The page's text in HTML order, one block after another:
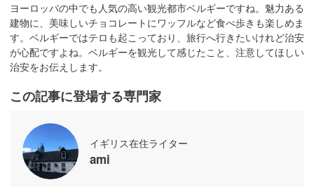
ヨーロッパの中でも人気の高い観光都市ベルギーですね。魅力ある
建物に、美味しいチョコレートにワッフルなど食べ歩きも楽しめま
す。ベルギーではテロも起こっており、旅行へ行きたいけれど治安
が心配ですよね。ベルギーを観光して感じたこと、注意してほしい
治安をお伝えします。
この記事に登場する専門家
イギリス在住ライター
ami